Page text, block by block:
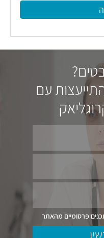
עם
פרסומיים מהאתר